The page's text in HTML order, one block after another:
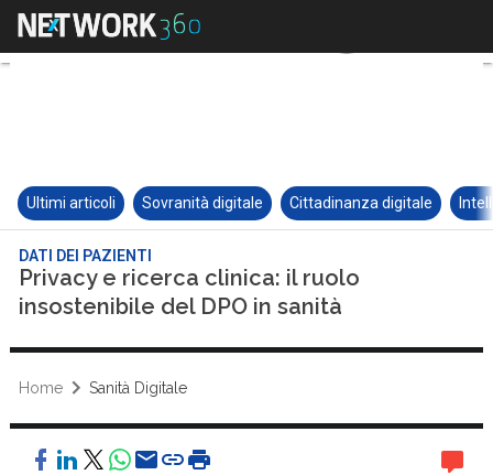
Ultimi articoli Sovranità digitale Cittadinanza digitale
DATI DEI PAZIENTI
Privacy e ricerca clinica: il ruolo
insostenibile del DPO in sanità
Home Sanità Digitale